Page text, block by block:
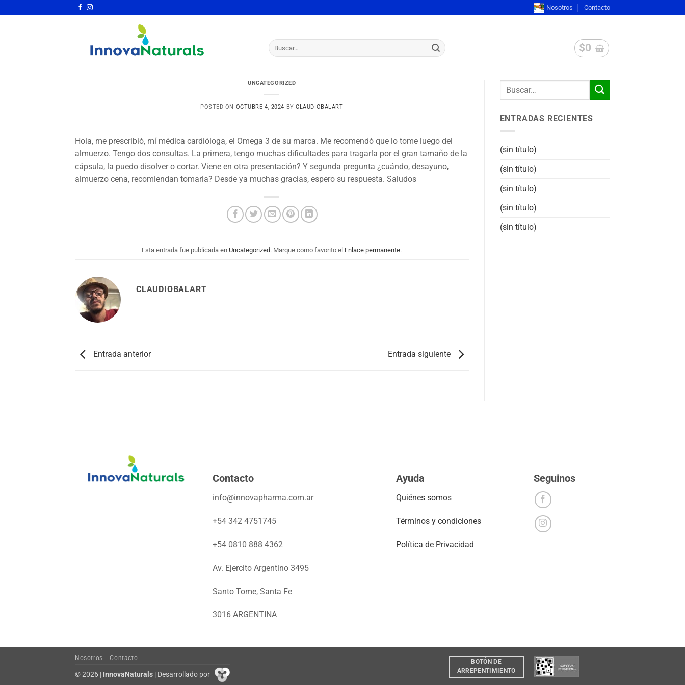
al
Nosotros Contacto
Buscar
por:
$0
UNCATEGORIZED
POSTED ON OCTUBRE 4, 2024 BYCLAUDIOBALART
Hola, me prescribió, mí médica cardióloga, el Omega 3 de su marca. Me recomendó que lo tome luego del
almuerzo. Tengo dos consultas. La primera, tengo muchas dificultades para tragarla por el gran tamaño de la
cápsula, la puedo disolver o cortar. Viene en otra presentación? Y segunda pregunta ¿cuándo, desayuno,
almuerzo cena, recomiendan tomarla? Desde ya muchas gracias, espero su respuesta. Saludos
Esta entrada fue publicada en Uncategorized. Marque como favorito el Enlace permanente.
CLAUDIOBALART
Entrada anterior Entrada siguiente
ENTRADAS RECIENTES
(sin título)
(sin título)
(sin título)
(sin título)
(sin título)
Contacto
info@innovapharma.com.ar
+54 342 4751745
+54 0810 888 4362
Av. Ejercito Argentino 3495
Santo Tome, Santa Fe
3016 ARGENTINA
Ayuda
Quiénes somos
Términos y condiciones
Política de Privacidad
Seguinos
BOTÓN DE
ARREPENTIMIENTO
Nosotros Contacto
© 2026 | InnovaNaturals | Desarrollado por